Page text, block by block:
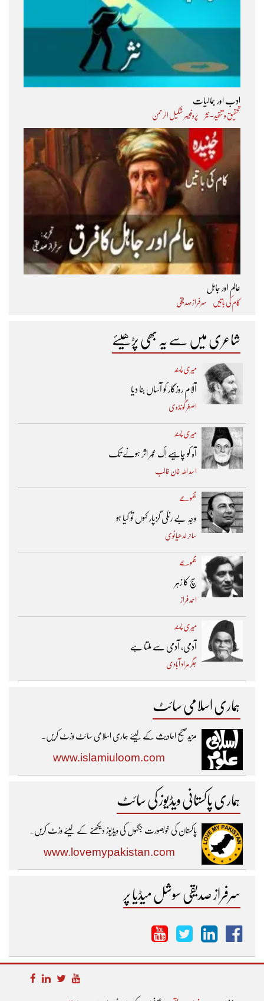
ادب اور جمالیات
تحقیق و تنقید - نثر پروفیسر شکیل الرحمن
عالم اور جاہل
کام کی باتیں سرفراز صدیقی
شاعری میں سے یہ بھی پڑھیئے
میری پسند
آلام روزگار کو آساں بنا دیا
اصغر گونڈوی
میری پسند
آہ کو چاہیے اِک عُمر اثر ہونے تک ​
اسد اللہ خان غالب
مجموعے
وجہِ بے رنگی گزپار کہوں تو کیا ہو
ساحر لدھیانوی
مجموعے
سچ کا زہر
احمد فراز
میری پسند
آدمی، آدمی سے ملتا ہے
جگر مراد آبادی
ہماری اسلامی سائٹ
مزیدصحیح احادیث کے لیئے ہماری اسلامی سائٹ وزٹ کریں۔
www.islamiuloom.com
ہماری پاکستانی ویڈیوز کی سائٹ
پاکستان کی خوبصورت جگہوں کی ویڈیوز دیکھنے کے لیئے وزٹ کریں۔
www.lovemypakistan.com
سرفراز صدیقی سوشل میڈیا پر